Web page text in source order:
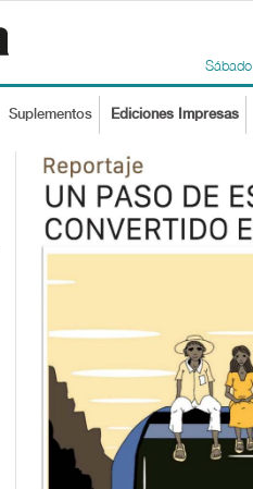
Sábado
Suplementos Ediciones Impresas